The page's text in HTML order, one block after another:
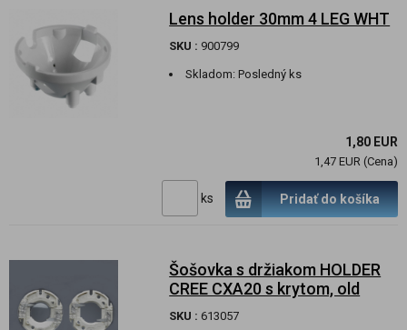
Lens holder 30mm 4 LEG WHT
SKU : 900799
Skladom:Posledný ks
1,80 EUR
1,47 EUR (Cena)
ks Pridať do košíka
Šošovka s držiakom HOLDER
CREE CXA20 s krytom, old
SKU : 613057